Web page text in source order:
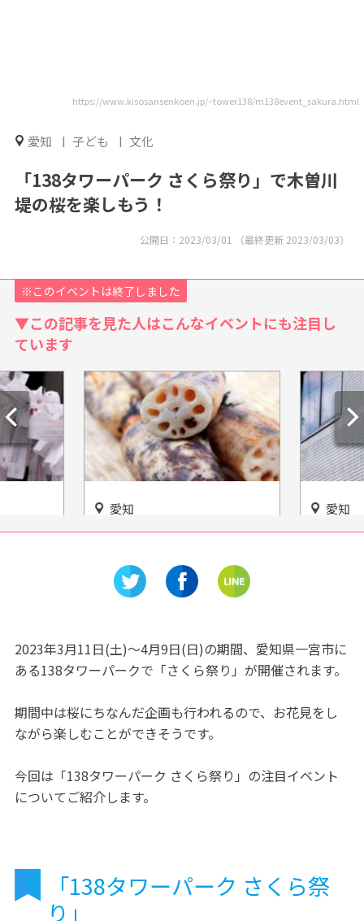
https://www.kisosansenkoen.jp/~tower138/m138event_sakura.html
愛知 子ども 文化
「138タワーパーク さくら祭り」で木曽川
堤の桜を楽しもう！
公開日： 2023/03/01 （最終更新 2023/03/03）
※このイベントは終了しました
▼この記事を見た人はこんなイベントにも注目し
ています
伊賀市
愛知
「清水食品 れんこん掘体験」
の手で掘ろう！
愛知
【岡崎
2023年3月11日(土)～4月9日(日)の期間、愛知県一宮市に
ある138タワーパークで「さくら祭り」が開催されます。
期間中は桜にちなんだ企画も行われるので、お花見をし
ながら楽しむことができそうです。
今回は「138タワーパーク さくら祭り」の注目イベント
についてご紹介します。
「138タワーパーク さくら祭
り」